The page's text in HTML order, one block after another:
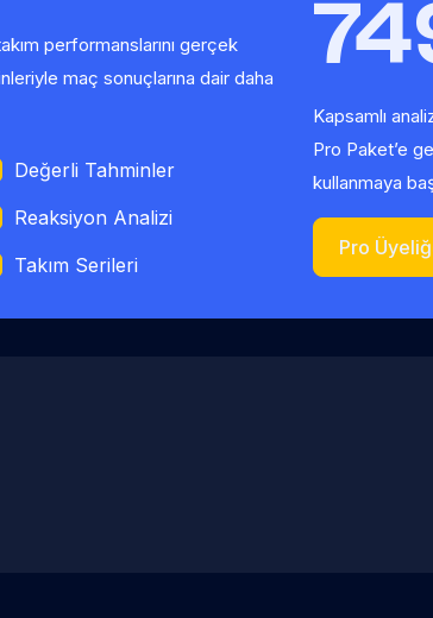
performanslarını gerçek
maç sonuçlarına dair daha
Değerli Tahminler
Reaksiyon Analizi
Takım Serileri
Kapsamlı
Pro Paket’e
kullanmaya
Pro